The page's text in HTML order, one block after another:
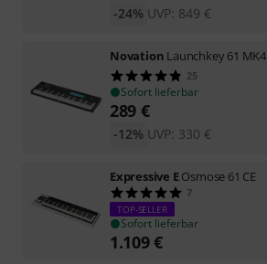
UVP: 849 €
-24%
Novation Launchkey 61 MK4
25
Sofort lieferbar
289 €
UVP: 330 €
-12%
Expressive EOsmose 61 CE
7
TOP-SELLER
Sofort lieferbar
1.109€